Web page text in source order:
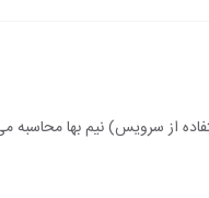
می‌باشد و بازه سنی برای اقامت کودک بین 3 الی 5 سال (درصورت عدم استفاده